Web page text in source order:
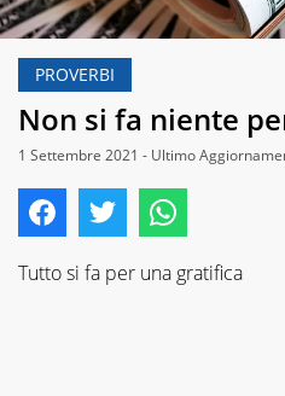
PROVERBI
Non si fa niente
1 Settembre 2021 - Ultimo
Tutto si fa per una gratifica